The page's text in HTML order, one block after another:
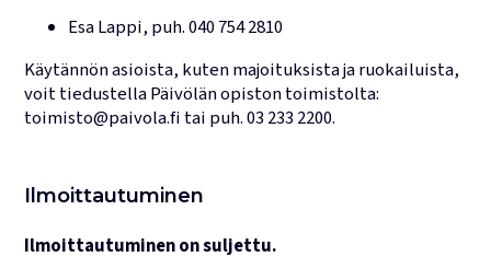
Esa Lappi, puh.040 754 2810
Käytännön asioista, kuten majoituksista ja ruokailuista,
voit tiedustella Päivölän opiston toimistolta:
toimisto@paivola.fi tai puh.03 233 2200.
Ilmoittautuminen
Ilmoittautuminen on suljettu.